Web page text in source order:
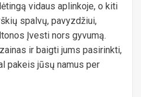
vidaus aplinkoje, o kiti
spalvų, pavyzdžiui,
Įvesti nors gyvumą.
ir baigti jums pasirinkti,
pakeis jūsų namus per